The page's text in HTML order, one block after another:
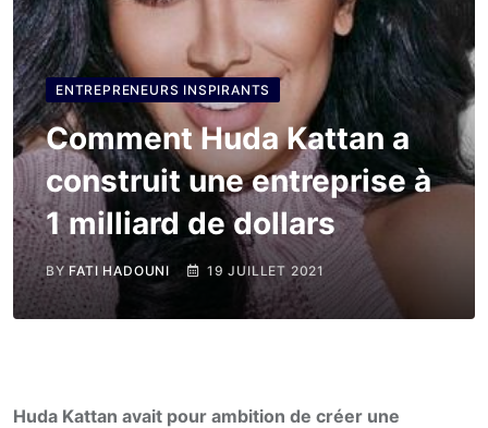
ENTREPRENEURS INSPIRANTS
Comment Huda Kattan a
construit une entreprise à
1 milliard de dollars
BY FATI HADOUNI 19 JUILLET 2021
Huda Kattan avait pour ambition de créer une